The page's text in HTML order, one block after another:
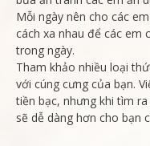
Mỗi ngày nên cho các
cách xa nhau để các em
trong ngày.
Tham khảo nhiều loại
với cúng cưng của bạn.
tiền bạc, nhưng khi tìm
sẽ dễ dàng hơn cho bạn